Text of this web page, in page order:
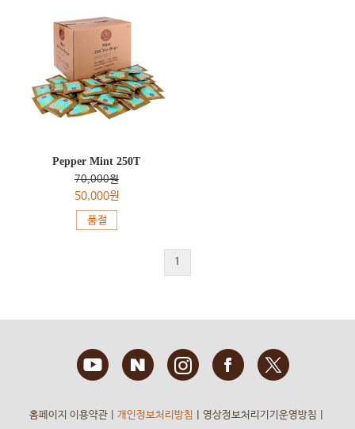
Pepper Mint 250T
70,000원
50,000원
1
홈페이지 이용약관ㅣ 개인정보처리방침 영상정보처리기기운영방침